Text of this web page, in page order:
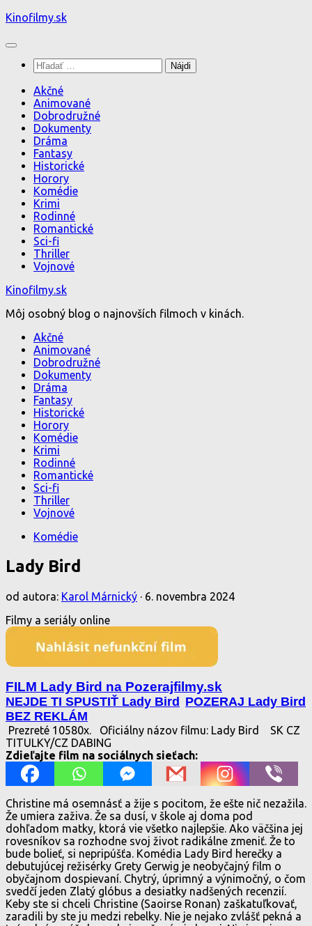
Preskočiť
obsah
Kinofilmy.sk
Hľadať:
Akčné
Animované
Dobrodružné
Dokumenty
Dráma
Fantasy
Historické
Horory
Komédie
Krimi
Rodinné
Romantické
Sci-fi
Thriller
Vojnové
Kinofilmy.sk
Môj osobný blog o najnovších filmoch v kinách.
Akčné
Animované
Dobrodružné
Dokumenty
Dráma
Fantasy
Historické
Horory
Komédie
Krimi
Rodinné
Romantické
Sci-fi
Thriller
Vojnové
Komédie
Lady Bird
od autora: Karol Márnický · 6. novembra 2024
Filmy a seriály online
FILM Lady Bird na Pozerajfilmy.sk
NEJDE TI SPUSTIŤ Lady Bird POZERAJ Lady Bird
BEZ REKLÁM
Prezreté 10580x. Oficiálny názov filmu: Lady Bird
SK CZ
TITULKY/CZ DABING
Zdieľajte film na sociálnych sieťach:
Christine má osemnásť a žije s pocitom, že ešte nič nezažila.
Že umiera zaživa. Že sa dusí, v škole aj doma pod
dohľadom matky, ktorá vie všetko najlepšie. Ako väčšina jej
rovesníkov sa rozhodne svoj život radikálne zmeniť. Že to
bude bolieť, si nepripúšťa. Komédia Lady Bird herečky a
debutujúcej režisérky Grety Gerwig je neobyčajný film o
obyčajnom dospievaní. Chytrý, úprimný a výnimočný, o čom
svedčí jeden Zlatý glóbus a desiatky nadšených recenzií.
Keby ste si chceli Christine (Saoirse Ronan) zaškatuľkovať,
zaradili by ste ju medzi rebelky. Nie je nejako zvlášť pekná a